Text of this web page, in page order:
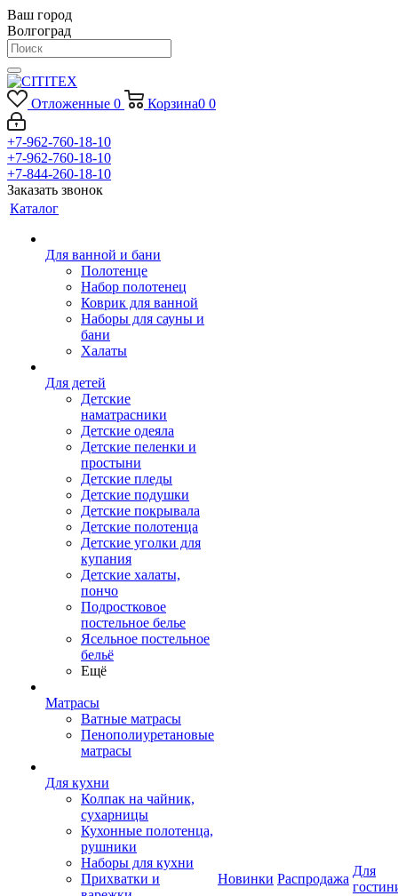
Ваш город
Волгоград
Отложенные 0 Корзина0 0
+7-962-760-18-10
+7-962-760-18-10
+7-844-260-18-10
Заказать звонок
Каталог
Для ванной и бани
Полотенце
Набор полотенец
Коврик для ванной
Наборы для сауны и
бани
Халаты
Для детей
Детские
наматрасники
Детские одеяла
Детские пеленки и
простыни
Детские пледы
Детские подушки
Детские покрывала
Детские полотенца
Детские уголки для
купания
Детские халаты,
пончо
Подростковое
постельное белье
Ясельное постельное
бельё
Ещё
Матрасы
Ватные матрасы
Пенополиуретановые
матрасы
Для кухни
Колпак на чайник,
сухарницы
Кухонные полотенца,
рушники
Наборы для кухни
Прихватки и
Новинки Распродажа
Для